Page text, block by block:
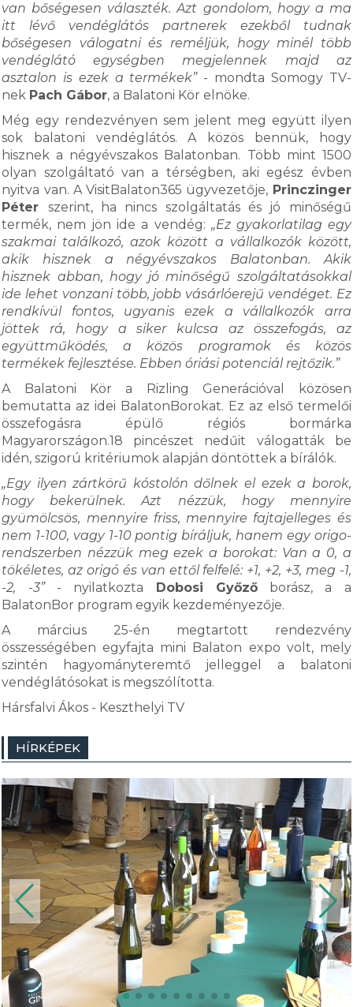
van bőségesen választék. Azt gondolom, hogy a ma
itt lévő vendéglátós partnerek ezekből tudnak
bőségesen válogatni és reméljük, hogy minél több
vendéglátó egységben megjelennek majd az
asztalon is ezek a termékek”- mondta Somogy TV-
nek Pach Gábor, a Balatoni Kör elnöke.
Még egy rendezvényen sem jelent meg együtt ilyen
sok balatoni vendéglátós. A közös bennük, hogy
hisznek a négyévszakos Balatonban. Több mint 1500
olyan szolgáltató van a térségben, aki egész évben
nyitva van. A VisitBalaton365 ügyvezetője, Princzinger
Péter szerint, ha nincs szolgáltatás és jó minőségű
termék, nem jön ide a vendég: „Ez gyakorlatilag egy
szakmai találkozó, azok között a vállalkozók között,
akik hisznek a négyévszakos Balatonban. Akik
hisznek abban, hogy jó minőségű szolgáltatásokkal
ide lehet vonzani több, jobb vásárlóerejű vendéget. Ez
rendkívül fontos, ugyanis ezek a vállalkozók arra
jöttek rá, hogy a siker kulcsa az összefogás, az
együttműködés, a közös programok és közös
termékek fejlesztése. Ebben óriási potenciál rejtőzik.”
A Balatoni Kör a Rizling Generációval közösen
bemutatta az idei BalatonBorokat. Ez az első termelői
összefogásra épülő régiós bormárka
Magyarországon.18 pincészet nedűit válogatták be
idén, szigorú kritériumok alapján döntöttek a bírálók.
„Egy ilyen zártkörű kóstolón dőlnek el ezek a borok,
hogy bekerülnek. Azt nézzük, hogy mennyire
gyümölcsös, mennyire friss, mennyire fajtajelleges és
nem 1-100, vagy 1-10 pontig bíráljuk, hanem egy origo-
rendszerben nézzük meg ezek a borokat: Van a 0, a
tökéletes, az origó és van ettől felfelé: +1, +2, +3, meg -1,
-2, -3” - nyilatkozta Dobosi Győzőborász, a a
BalatonBor program egyik kezdeményezője.
A március 25-én megtartott rendezvény
összességében egyfajta mini Balaton expo volt, mely
szintén hagyományteremtő jelleggel a balatoni
vendéglátósokat is megszólította.
Hársfalvi Ákos - Keszthelyi TV
HÍRKÉPEK